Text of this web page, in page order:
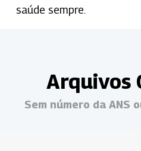
saúde sempre.
Arquivos
Sem número da ANS